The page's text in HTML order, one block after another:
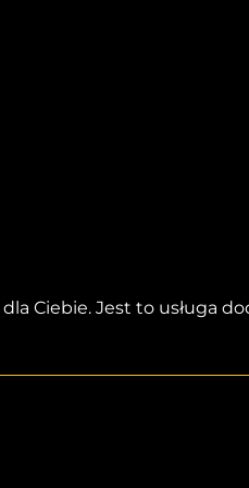
Ciebie. Jest to usługa